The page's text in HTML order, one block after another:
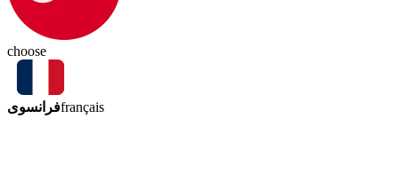
choose
فرانسویfrançais